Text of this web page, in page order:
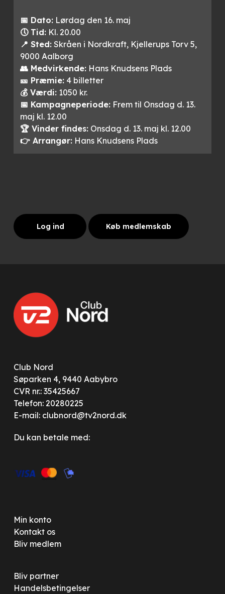
📅 Dato: Lørdag den 16. maj
🕔 Tid: Kl. 20.00
📍 Sted: Skråen i Nordkraft, Kjellerups Torv 5,
9000 Aalborg
👥 Medvirkende: Hans Knudsens Plads
🎫 Præmie: 4 billetter
💰 Værdi: 1050 kr.
📅 Kampagneperiode: Frem til Onsdag d. 13.
maj kl. 12.00
🏆 Vinder findes: Onsdag d. 13. maj kl. 12.00
👉 Arrangør: Hans Knudsens Plads
Log ind Køb medlemskab
Club Nord
Søparken 4, 9440 Aabybro
CVR nr.: 35425667
Telefon: 20280225
E-mail: clubnord@tv2nord.dk
Du kan betale med:
Min konto
Kontakt os
Bliv medlem
Bliv partner
Handelsbetingelser